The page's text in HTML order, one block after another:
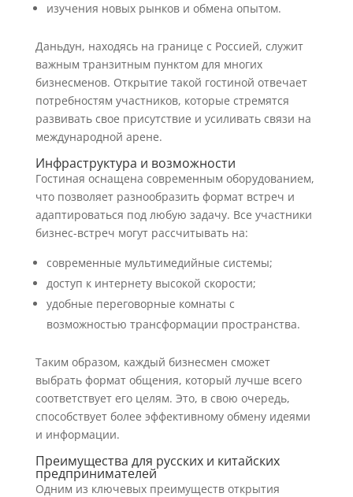
изучения новых рынков и обмена опытом.
Даньдун, находясь на границе с Россией, служит
важным транзитным пунктом для многих
бизнесменов. Открытие такой гостиной отвечает
потребностям участников, которые стремятся
развивать свое присутствие и усиливать связи на
международной арене.
Инфраструктура и возможности
Гостиная оснащена современным оборудованием,
что позволяет разнообразить формат встреч и
адаптироваться под любую задачу. Все участники
бизнес-встреч могут рассчитывать на:
современные мультимедийные системы;
доступ к интернету высокой скорости;
удобные переговорные комнаты с
возможностью трансформации пространства.
Таким образом, каждый бизнесмен сможет
выбрать формат общения, который лучше всего
соответствует его целям. Это, в свою очередь,
способствует более эффективному обмену идеями
и информации.
Преимущества для русских и китайских
предпринимателей
Одним из ключевых преимуществ открытия